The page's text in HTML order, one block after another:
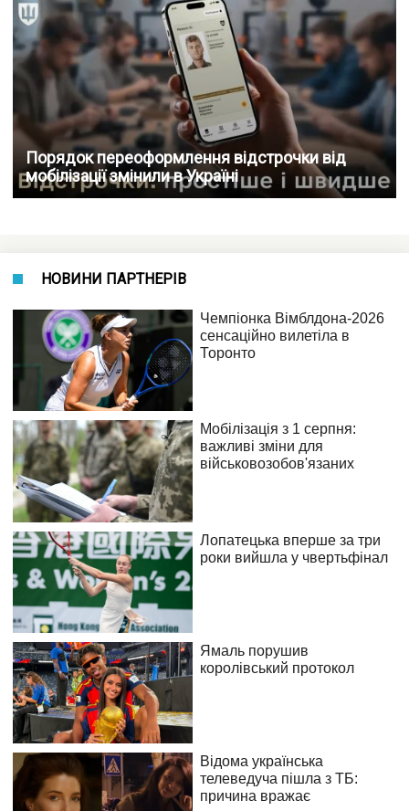
Порядок переоформлення відстрочки від
мобілізації змінили в Україні
НОВИНИ ПАРТНЕРІВ